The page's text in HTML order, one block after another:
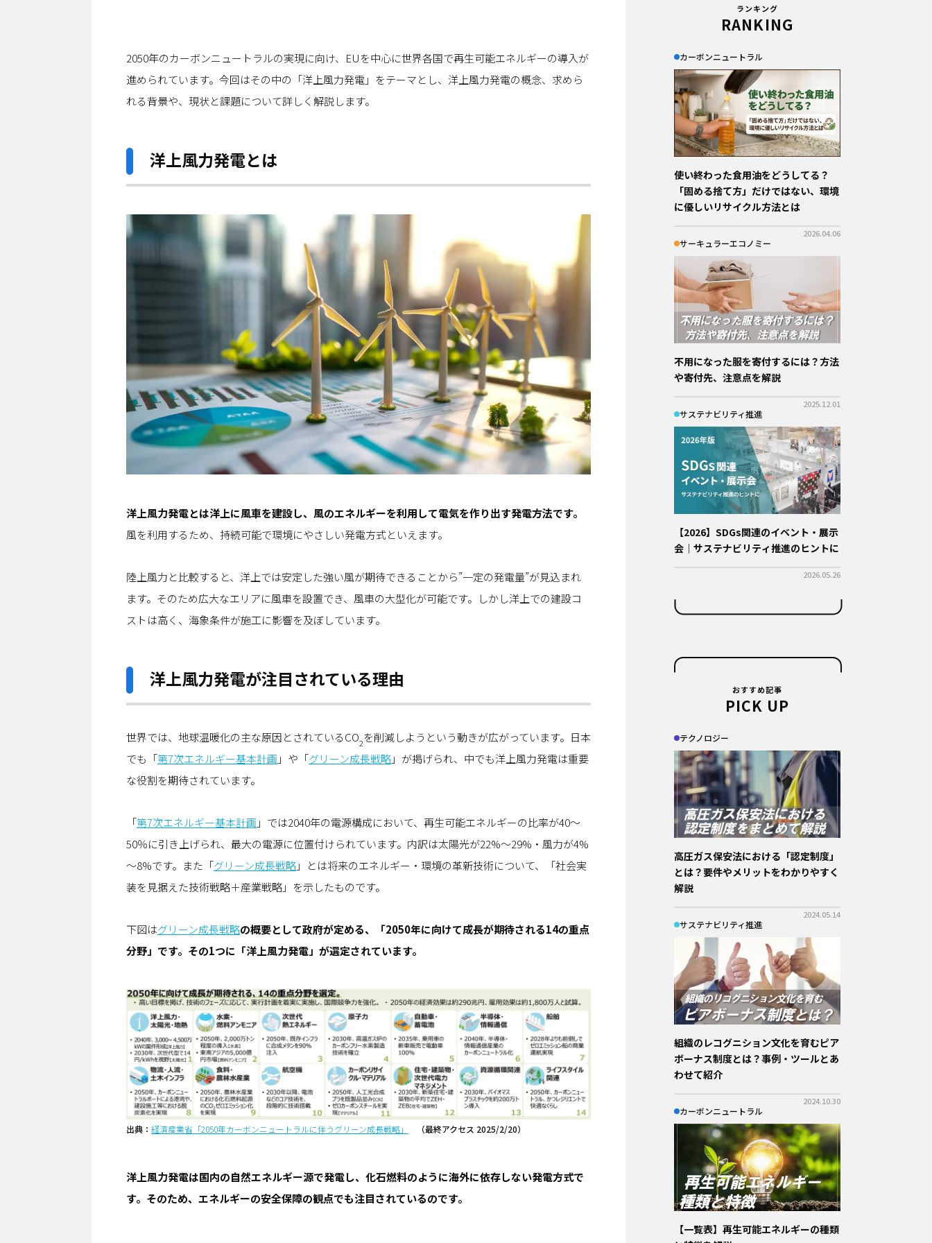
2050年のカーボンニュートラルの実現に向け、EUを中心に世界各国で再生可能エネルギーの導入が
進められています。今回はその中の「洋上風力発電」をテーマとし、洋上風力発電の概念、求めら
れる背景や、現状と課題について詳しく解説します。
洋上風力発電とは
洋上風力発電とは洋上に風車を建設し、風のエネルギーを利用して電気を作り出す発電方法です。
風を利用するため、持続可能で環境にやさしい発電方式といえます。
陸上風力と比較すると、洋上では安定した強い風が期待できることから”一定の発電量”が見込まれ
ます。そのため広大なエリアに風車を設置でき、風車の大型化が可能です。しかし洋上での建設コ
ストは高く、海象条件が施工に影響を及ぼしています。
洋上風力発電が注目されている理由
世界では、地球温暖化の主な原因とされているCO2を削減しようという動きが広がっています。日本
でも「第7次エネルギー基本計画 」や「グリーン成長戦略」が掲げられ、中でも洋上風力発電は重要
な役割を期待されています。
「第7次エネルギー基本計画 」では2040年の電源構成において、再生可能エネルギーの比率が40～
50％に引き上げられ、最大の電源に位置付けられています。内訳は太陽光が22%～29%・風力が4%
～8%です。また「グリーン成長戦略」とは将来のエネルギー・環境の革新技術について、「社会実
装を見据えた技術戦略＋産業戦略」を示したものです。
下図はグリーン成長戦略の概要として政府が定める、「2050年に向けて成長が期待される14の重点
分野」です。その1つに「洋上風力発電」が選定されています。
出典： 経済産業省「2050年カーボンニュートラルに伴うグリーン成長戦略」 （最終アクセス 2025/2/20）
洋上風力発電は国内の自然エネルギー源で発電し、化石燃料のように海外に依存しない発電方式で
す。そのため、エネルギーの安全保障の観点でも注目されているのです。
ランキング
RANKING
カーボンニュートラル
使い終わった食用油をどうしてる？
「固める捨て方」だけではない、環境
に優しいリサイクル方法とは
2026.04.06
サーキュラーエコノミー
不用になった服を寄付するには？方法
や寄付先、注意点を解説
2025.12.01
サステナビリティ推進
【2026】SDGs関連のイベント・展示
会｜サステナビリティ推進のヒントに
2026.05.26
おすすめ記事
PICK UP
テクノロジー
高圧ガス保安法における「認定制度」
とは？要件やメリットをわかりやすく
解説
2024.05.14
サステナビリティ推進
組織のレコグニション文化を育むピア
ボーナス制度とは？事例・ツールとあ
わせて紹介
2024.10.30
カーボンニュートラル
【一覧表】再生可能エネルギーの種類